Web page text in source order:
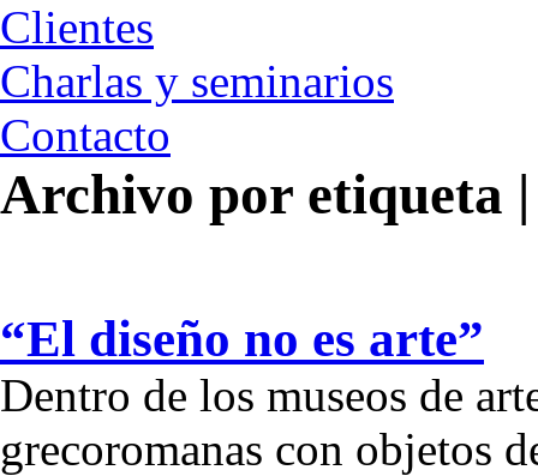
Clientes
Charlas y seminarios
Contacto
Archivo por etiqueta
“El diseño no es arte”
Dentro de los museos de
grecoromanas con objetos